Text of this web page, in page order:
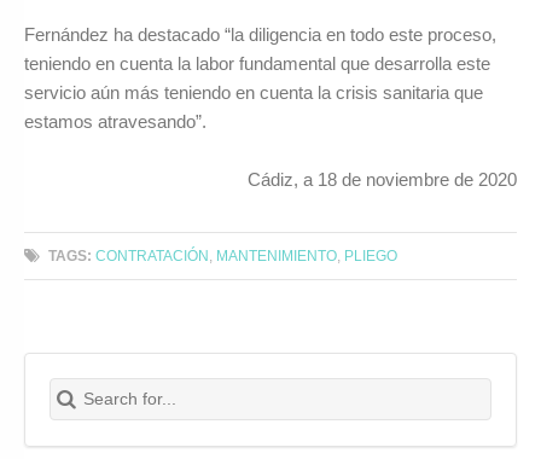
Fernández ha destacado “la diligencia en todo este proceso,
teniendo en cuenta la labor fundamental que desarrolla este
servicio aún más teniendo en cuenta la crisis sanitaria que
estamos atravesando”.
Cádiz, a 18 de noviembre de 2020
TAGS: CONTRATACIÓN MANTENIMIENTO PLIEGO
Search for:
Buscar